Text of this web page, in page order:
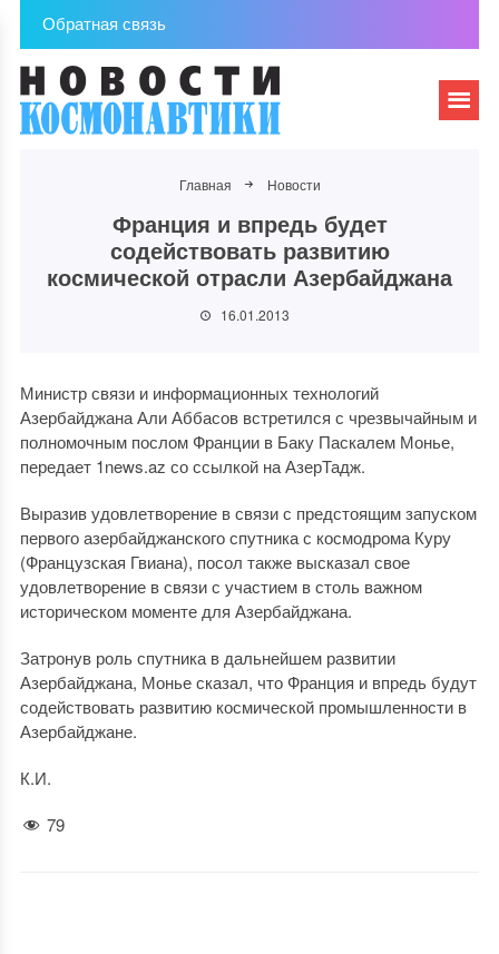
Обратная связь
Главная Новости
Франция и впредь будет
содействовать развитию
космической отрасли Азербайджана
16.01.2013
Министр связи и информационных технологий
Азербайджана Али Аббасов встретился с чрезвычайным и
полномочным послом Франции в Баку Паскалем Монье,
передает 1news.az со ссылкой на АзерТадж.
Выразив удовлетворение в связи с предстоящим запуском
первого азербайджанского спутника с космодрома Куру
(Французская Гвиана), посол также высказал свое
удовлетворение в связи с участием в столь важном
историческом моменте для Азербайджана.
Затронув роль спутника в дальнейшем развитии
Азербайджана, Монье сказал, что Франция и впредь будут
содействовать развитию космической промышленности в
Азербайджане.
К.И.
79